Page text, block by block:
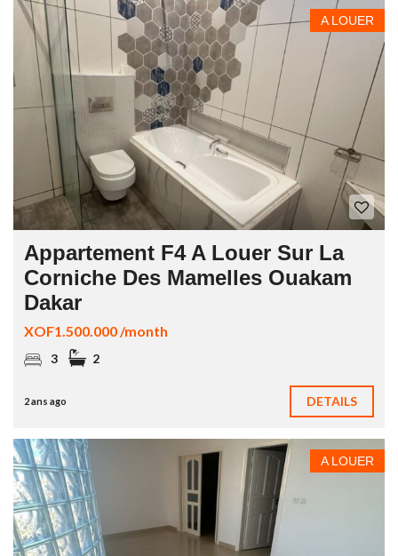
A LOUER
Appartement F4 A Louer Sur La
Corniche Des Mamelles Ouakam
Dakar
XOF1.500.000 /month
3 2
2 ans ago DETAILS
A LOUER